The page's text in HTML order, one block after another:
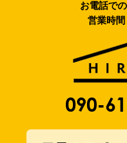
お電話で
営業時
090-